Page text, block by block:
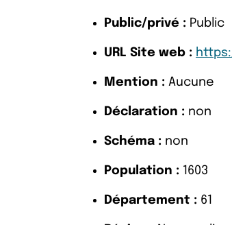
Public/privé : Public
URL Site web :
Mention : Aucune
Déclaration : non
Schéma : non
Population : 1603
Département : 61